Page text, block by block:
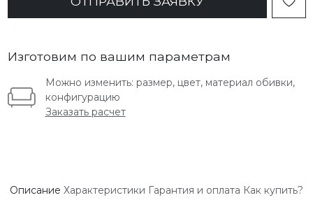
Изготовим по вашим параметрам
Можно изменить: размер, цвет, материал обивки,
конфигурацию
Заказать расчет
Описание Характеристики Гарантия и оплата Как купить?